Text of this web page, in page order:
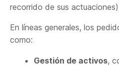
recorrido de sus
En líneas generales, los
como:
Gestión de activos,